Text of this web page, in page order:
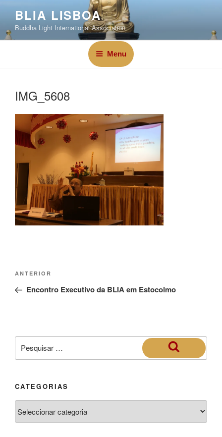
BLIA LISBOA
Buddha Light International Association
Menu
IMG_5608
ANTERIOR
Encontro Executivo da BLIA em Estocolmo
CATEGORIAS